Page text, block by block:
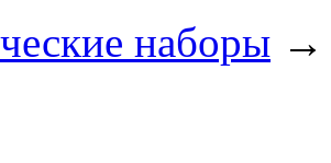
наборы